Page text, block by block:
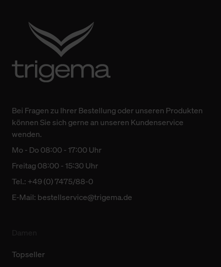
Bei Fragen zu Ihrer Bestellung oder unseren Produkten
können Sie sich gerne an unseren Kundenservice
wenden.
Mo - Do 08:00 - 17:00 Uhr
Freitag 08:00 - 15:30 Uhr
Tel.: +49 (0) 7475/88-0
E-Mail: bestellservice@trigema.de
Topseller